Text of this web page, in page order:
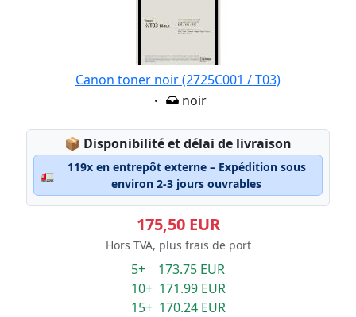
Canon toner noir (2725C001 / T03)
Eigenschaft:
noir
📦 Lagerstatus:
Disponibilité et délai de livraison
🚛
119x en entrepôt externe – Expédition sous
environ 2-3 jours ouvrables
175,50 EUR
Hors TVA, plus frais de port
5+ 173.75 EUR
10+ 171.99 EUR
15+ 170.24 EUR